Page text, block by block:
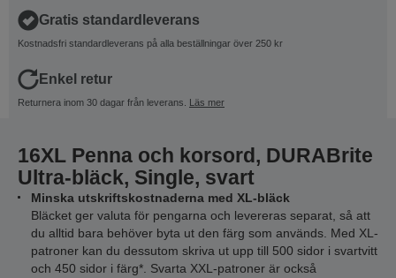
Gratis standardleverans
Kostnadsfri standardleverans på alla beställningar över 250 kr
Enkel retur
Returnera inom 30 dagar från leverans. Läs mer
16XL Penna och korsord, DURABrite
Ultra-bläck, Single, svart
Minska utskriftskostnaderna med XL-bläck
Bläcket ger valuta för pengarna och levereras separat, så att
du alltid bara behöver byta ut den färg som används. Med XL-
patroner kan du dessutom skriva ut upp till 500 sidor i svartvitt
och 450 sidor i färg*. Svarta XXL-patroner är också